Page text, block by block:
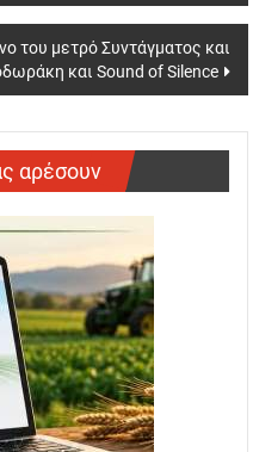
του μετρό Συντάγματος και
και Sound of Silence
αρέσουν